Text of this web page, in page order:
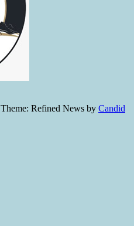
Theme: Refined News by Candid